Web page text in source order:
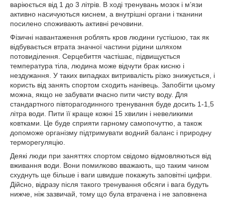
варіюється від 1 до 3 літрів. В ході тренувань мозок і м’язи
активно насичуються киснем, а внутрішні органи і тканини
посилено споживають активні речовини.
Фізичні навантаження роблять кров людини густішою, так як
відбувається втрата значної частини рідини шляхом
потовиділення. Серцебиття частішає, підвищується
температура тіла, людина може відчути брак кисню і
нездужання. У таких випадках витривалість різко знижується, і
користь від занять спортом сходить нанівець. Запобігти цьому
можна, якщо не забувати вчасно пити чисту воду. Для
стандартного півторагодинного тренування буде досить 1-1,5
літра води. Пити її краще кожні 15 хвилин і невеликими
ковтками. Це буде сприяти гарному самопочуттю, а також
допоможе організму підтримувати водний баланс і природну
терморегуляцію.
Деякі люди при заняттях спортом свідомо відмовляються від
вживання води. Вони помилково вважають, що таким чином
схуднуть ще більше і ваги швидше покажуть заповітні цифри.
Дійсно, відразу після такого тренування обсяги і вага будуть
нижче, ніж зазвичай, тому що була втрачена і не заповнена